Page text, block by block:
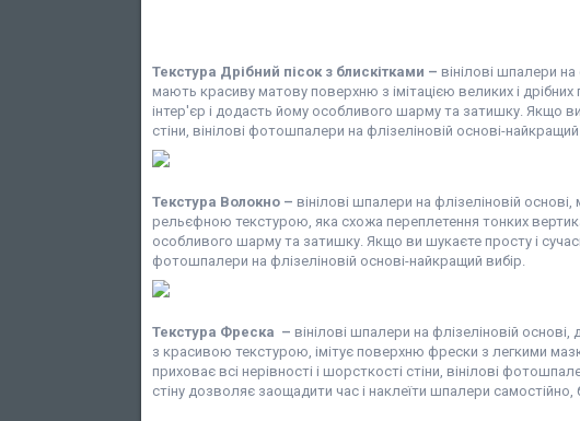
Текстура Дрібний пісок з блискітками – вінілові шпалери
мають красиву матову поверхню з імітацією великих і
інтер'єр і додасть йому особливого шарму та затишку. Якщо ви
стіни, вінілові фотошпалери на флізеліновій основі-найкращий
Текстура Волокно – вінілові шпалери на флізеліновій
рельєфною текстурою, яка схожа переплетення тонких
особливого шарму та затишку. Якщо ви шукаєте просту і
фотошпалери на флізеліновій основі-найкращий вибір.
Текстура Фреска – вінілові шпалери на флізеліновій
з красивою текстурою, імітує поверхню фрески з легкими
приховає всі нерівності і шорсткості стіни, вінілові
стіну дозволяє заощадити час і наклеїти шпалери